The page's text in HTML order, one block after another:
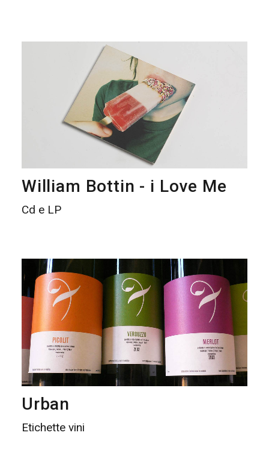
William Bottin - i Love Me
Cd e LP
Urban
Etichette vini